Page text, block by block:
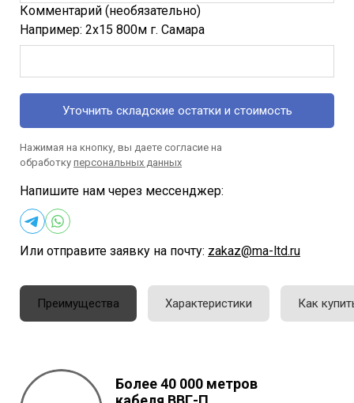
Комментарий (необязательно)
Например: 2х15 800м г. Самара
Уточнить складские остатки и стоимость
Нажимая на кнопку, вы даете согласие на
обработку персональных данных
Напишите нам через мессенджер:
Или отправите заявку на почту: zakaz@ma-ltd.ru
Преимущества Характеристики Как
Более 40 000 метров